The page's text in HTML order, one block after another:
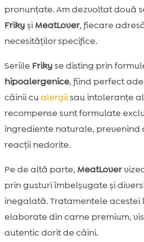
pronunțate. Am dezvoltat două
Friky șiMeatLover, fiecare
necesităților specifice.
Seriile Friky se disting prin
hipoalergenice, fiind perfect
câinii cualergiisau intoleranțe
recompense sunt formulate
ingrediente naturale, prevenind
reacții nedorite.
Pe de altă parte, MeatLover
prin gusturi îmbelșugate și
inegalată. Tratamentele acestei
elaborate din carne premium,
autentic dorit de câini.